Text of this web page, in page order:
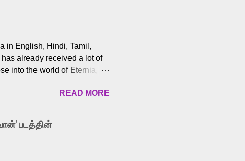
in English, Hindi, Tamil,
already received a lot of
into the world of Eternia,
by celebrated playback
for memorable songs
from 7 Aum Arivu,
languages, making him
memorable
READ MORE
படத்தின்